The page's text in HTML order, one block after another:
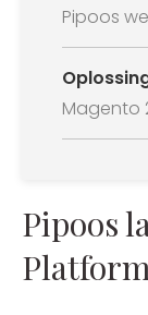
Pipoos
Magento
Pipoos